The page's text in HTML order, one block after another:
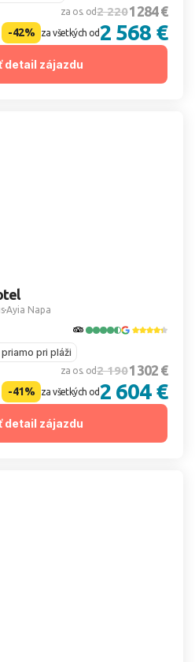
za os. od2 2201 284 €
-42% za všetkých od2 568 €
detail zájazdu
Ayia Napa
pri pláži
za os. od2 1901 302 €
-41% za všetkých od2 604 €
detail zájazdu